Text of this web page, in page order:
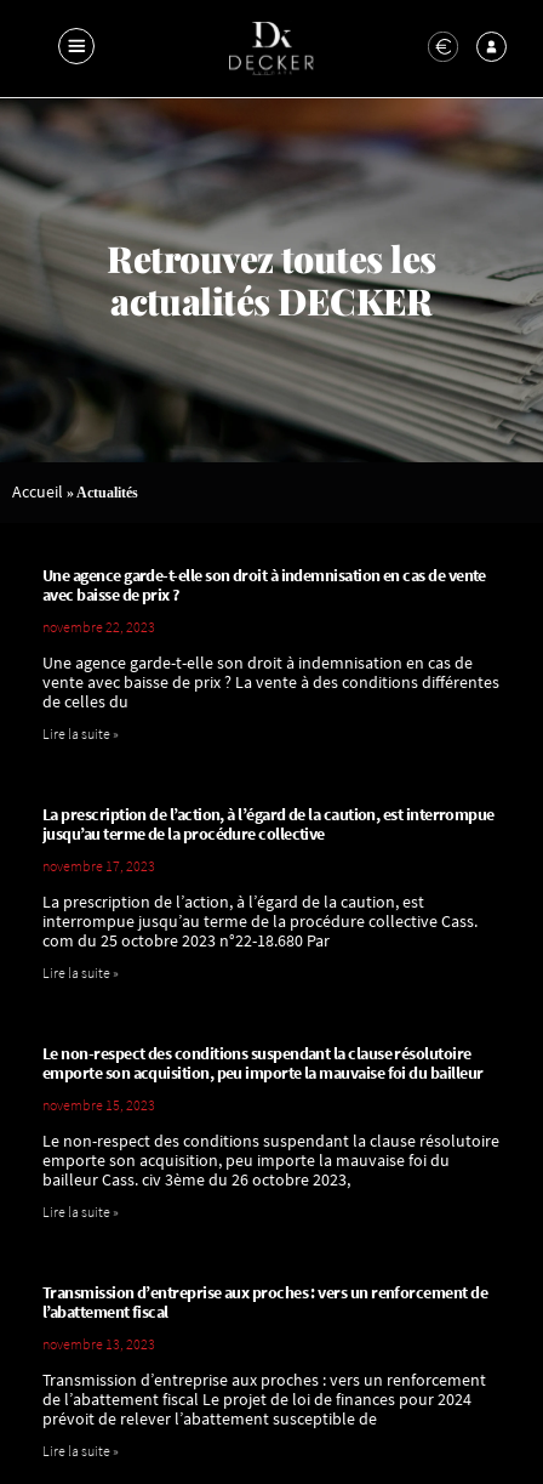
Retrouvez toutes les
actualités DECKER
Accueil »Actualités
Une agence garde-t-elle son droit à indemnisation en cas de vente
avec baisse de prix ?
novembre 22, 2023
Une agence garde-t-elle son droit à indemnisation en cas de
vente avec baisse de prix ? La vente à des conditions différentes
de celles du
Lire la suite »
La prescription de l’action, à l’égard de la caution, est interrompue
jusqu’au terme de la procédure collective
novembre 17, 2023
La prescription de l’action, à l’égard de la caution, est
interrompue jusqu’au terme de la procédure collective Cass.
com du 25 octobre 2023 n°22-18.680 Par
Lire la suite »
Le non-respect des conditions suspendant la clause résolutoire
emporte son acquisition, peu importe la mauvaise foi du bailleur
novembre 15, 2023
Le non-respect des conditions suspendant la clause résolutoire
emporte son acquisition, peu importe la mauvaise foi du
bailleur Cass. civ 3ème du 26 octobre 2023,
Lire la suite »
Transmission d’entreprise aux proches : vers un renforcement de
l’abattement fiscal
novembre 13, 2023
Transmission d’entreprise aux proches : vers un renforcement
de l’abattement fiscal Le projet de loi de finances pour 2024
prévoit de relever l’abattement susceptible de
Lire la suite »